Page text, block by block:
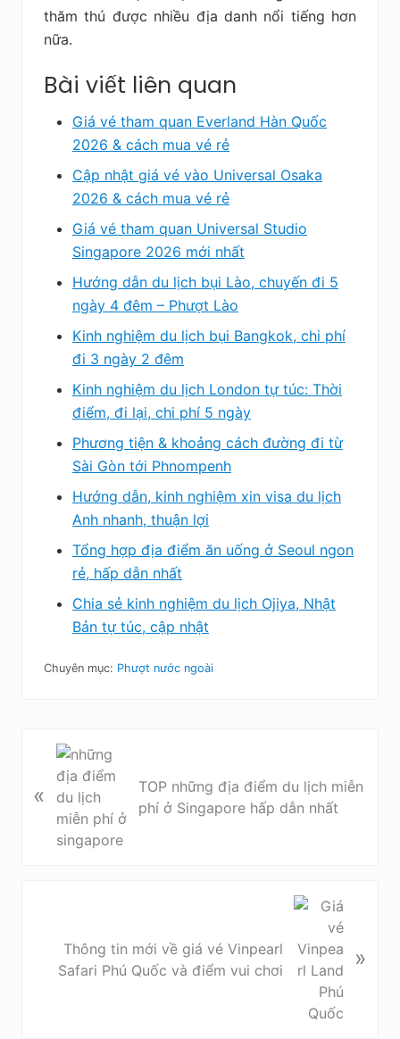
thăm thú được nhiều địa danh nổi tiếng hơn
nữa.
Bài viết liên quan
Giá vé tham quan Everland Hàn Quốc
2026 & cách mua vé rẻ
Cập nhật giá vé vào Universal Osaka
2026 & cách mua vé rẻ
Giá vé tham quan Universal Studio
Singapore 2026 mới nhất
Hướng dẫn du lịch bụi Lào, chuyến đi 5
ngày 4 đêm – Phượt Lào
Kinh nghiệm du lịch bụi Bangkok, chi phí
đi 3 ngày 2 đêm
Kinh nghiệm du lịch London tự túc: Thời
điểm, đi lại, chi phí 5 ngày
Phương tiện & khoảng cách đường đi từ
Sài Gòn tới Phnompenh
Hướng dẫn, kinh nghiệm xin visa du lịch
Anh nhanh, thuận lợi
Tổng hợp địa điểm ăn uống ở Seoul ngon
rẻ, hấp dẫn nhất
Chia sẻ kinh nghiệm du lịch Ojiya, Nhật
Bản tự túc, cập nhật
Chuyên mục: Phượt nước ngoài
i
«
TOP những địa điểm du lịch miễn
phí ở Singapore hấp dẫn nhất
Thông tin mới về giá vé Vinpearl
Safari Phú Quốc và điểm vui chơi
»